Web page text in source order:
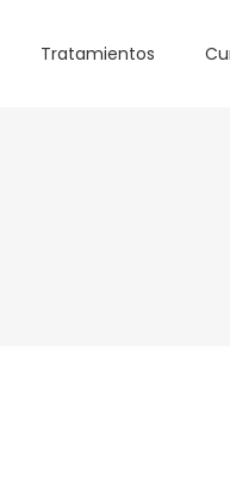
Tratamientos